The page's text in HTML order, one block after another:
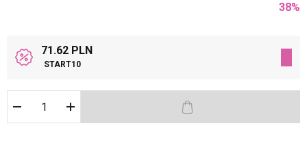
38%
71.62 PLN
START10